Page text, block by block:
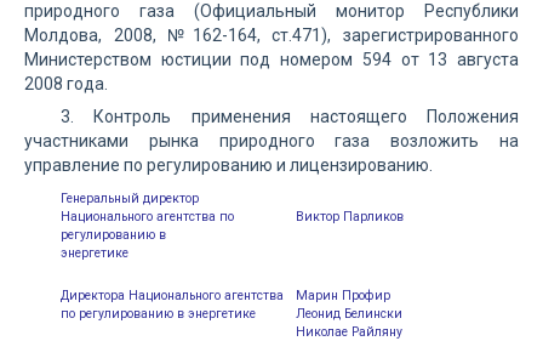
природного газа (Официальный монитор Республики
Молдова, 2008, №162-164, ст.471), зарегистрированного
Министерством юстиции под номером 594 от 13 августа
2008 года.
3. Контроль применения настоящего Положения
участниками рынка природного газа возложить на
управление по регулированию и лицензированию.
Генеральный директор
Национального агентства по
регулированию в
энергетике
Виктор Парликов
Директора Национального агентства
по регулированию в энергетике
Марин Профир
Леонид Белински
Николае Райляну